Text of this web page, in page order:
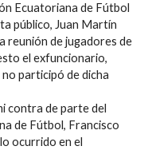
Ecuatoriana de Fútbol
público, Juan Martín
reunión de jugadores de
el exfuncionario,
participó de dicha
contra de parte del
de Fútbol, Francisco
ocurrido en el